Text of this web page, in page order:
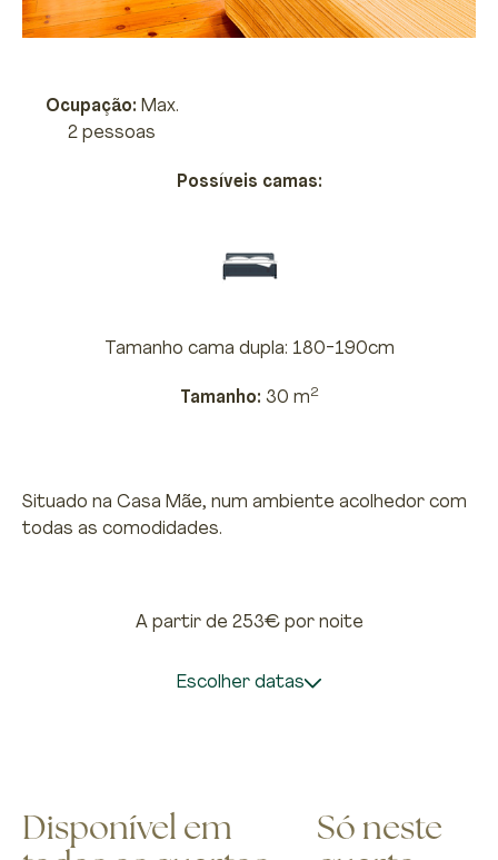
Ocupação: Max.
2 pessoas
Possíveis camas:
Tamanho cama dupla: 180-190cm
Tamanho: 30 m2
Situado na Casa Mãe, num ambiente acolhedor com
todas as comodidades.
A partir de 253€por noite
Escolher datas
Só neste
Disponível em